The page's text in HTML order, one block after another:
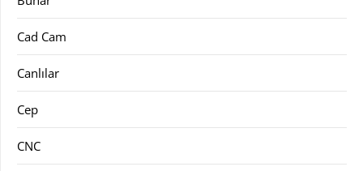
Cad Cam
Canlılar
Cep
CNC